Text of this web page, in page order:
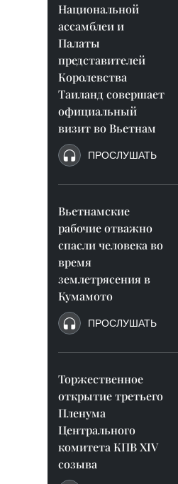
Национальной
ассамблеи и
Палаты
представителей
Королевства
Таиланд совершает
официальный
визит во Вьетнам
ПРОСЛУШАТЬ
Вьетнамские
рабочие отважно
спасли человека во
время
землетрясения в
Кумамото
ПРОСЛУШАТЬ
Торжественное
открытие третьего
Пленума
Центрального
комитета КПВ XIV
созыва